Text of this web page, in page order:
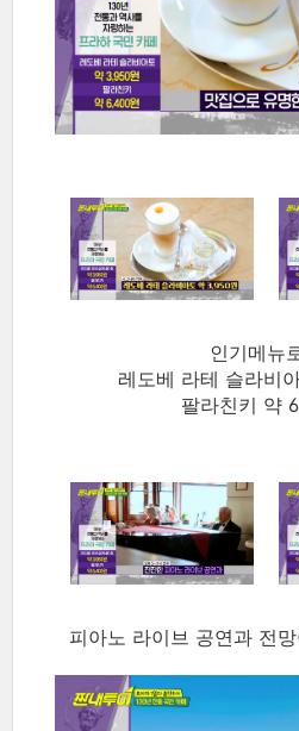
인기메뉴
레도베 라테 슬라비
팔라친키 약
피아노 라이브 공연과 전